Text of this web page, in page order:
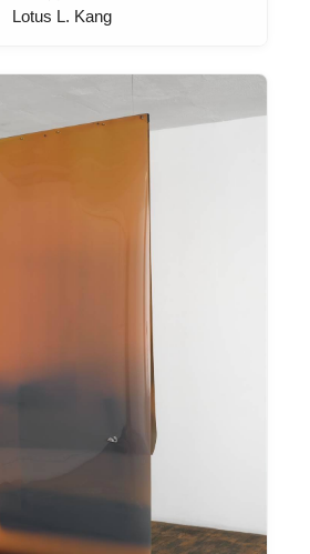
Lotus L. Kang